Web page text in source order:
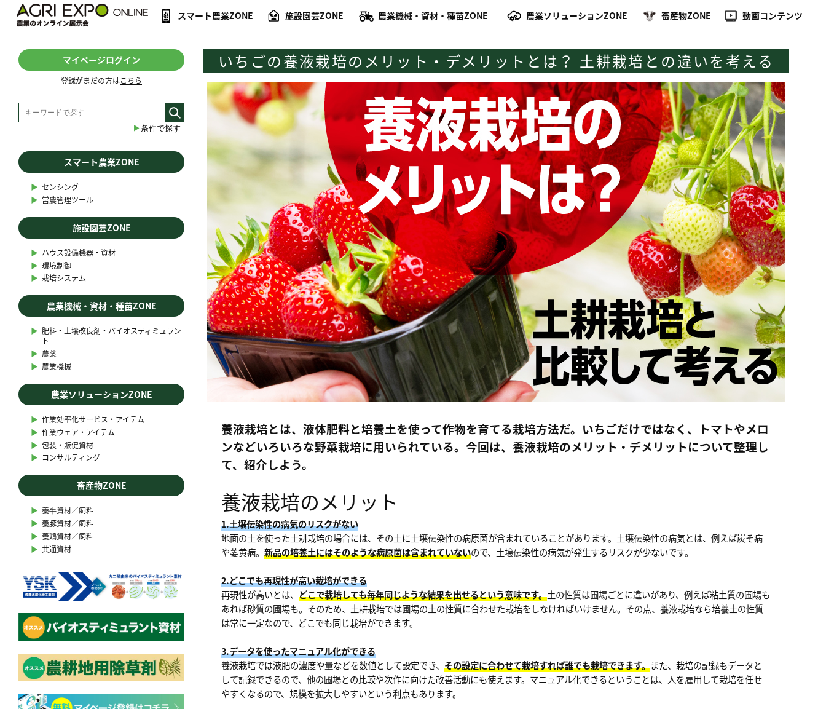
スマート農業ZONE 施設園芸ZONE 農業機械・資材・種苗ZONE 農業ソリューションZONE 畜産物ZONE 動画コンテンツ
いちごの養液栽培のメリット・デメリットとは？ 土耕栽培との違いを考える
養液栽培とは、液体肥料と培養土を使って作物を育てる栽培方法だ。いちごだけではなく、トマトやメロ
ンなどいろいろな野菜栽培に用いられている。今回は、養液栽培のメリット・デメリットについて整理し
て、紹介しよう。
養液栽培のメリット
1.土壌伝染性の病気のリスクがない
地面の土を使った土耕栽培の場合には、その土に土壌伝染性の病原菌が含まれていることがあります。土壌伝染性の病気とは、例えば炭そ病
や萎黄病。新品の培養土にはそのような病原菌は含まれていないので、土壌伝染性の病気が発生するリスクが少ないです。
2.どこでも再現性が高い栽培ができる
再現性が高いとは、どこで栽培しても毎年同じような結果を出せるという意味です。土の性質は圃場ごとに違いがあり、例えば粘土質の圃場も
あれば砂質の圃場も。そのため、土耕栽培では圃場の土の性質に合わせた栽培をしなければいけません。その点、養液栽培なら培養土の性質
は常に一定なので、どこでも同じ栽培ができます。
3.データを使ったマニュアル化ができる
養液栽培では液肥の濃度や量などを数値として設定でき、その設定に合わせて栽培すれば誰でも栽培できます。また、栽培の記録もデータと
して記録できるので、他の圃場との比較や次作に向けた改善活動にも使えます。マニュアル化できるということは、人を雇用して栽培を任せ
やすくなるので、規模を拡大しやすいという利点もあります。
マイページログイン
登録がまだの方はこちら
▶︎条件で探す
スマート農業ZONE
▶︎ センシング
▶︎ 営農管理ツール
施設園芸ZONE
▶︎ ハウス設備機器・資材
▶︎ 環境制御
▶︎ 栽培システム
農業機械・資材・種苗ZONE
▶︎ 肥料・土壌改良剤・バイオスティミュラン
ト
▶︎ 農薬
▶︎ 農業機械
農業ソリューションZONE
▶︎ 作業効率化サービス・アイテム
▶︎ 作業ウェア・アイテム
▶︎ 包装・販促資材
▶︎ コンサルティング
畜産物ZONE
▶︎ 養牛資材／飼料
▶︎ 養豚資材／飼料
▶︎ 養鶏資材／飼料
▶︎ 共通資材